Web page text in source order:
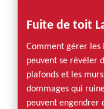
Fuite de toit
Comment gérer les
peuvent se révéler
plafonds et les
dommages qui
peuvent engendrer